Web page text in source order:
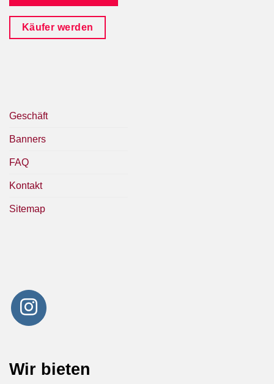
Käufer werden
Geschäft
Banners
FAQ
Kontakt
Sitemap
Wir bieten